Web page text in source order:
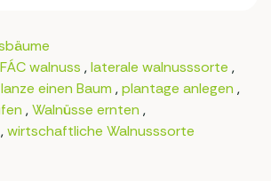
walnuss ,laterale walnusssorte ,
einen Baum ,plantage anlegen ,
,Walnüsse ernten ,
,wirtschaftliche Walnusssorte